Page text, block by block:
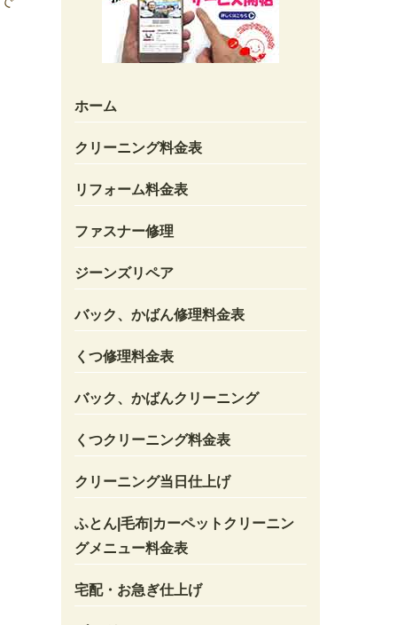
ホーム
クリーニング料金表
リフォーム料金表
ファスナー修理
ジーンズリペア
バック、かばん修理料金表
くつ修理料金表
バック、かばんクリーニング
くつクリーニング料金表
クリーニング当日仕上げ
ふとん|毛布|カーペットクリーニン
グメニュー料金表
宅配・お急ぎ仕上げ